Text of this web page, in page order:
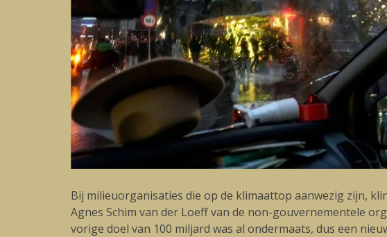
Bij milieuorganisaties die op de klimaattop aanwezig zijn,
Agnes Schim van der Loeff van de non-gouvernementele
vorige doel van 100 miljard was al ondermaats, dus een